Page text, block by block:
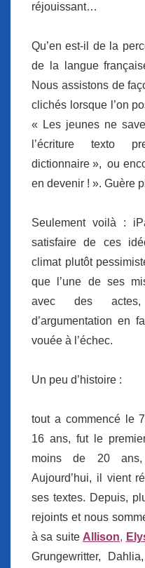
réjouissant…
Qu’en est-il de la
de la langue
Nous assistons de
clichés lorsque l’on
« Les jeunes ne
l’écriture texto
dictionnaire », ou
en devenir ! ». Guère
Seulement voilà :
satisfaire de ces
climat plutôt
que l’une de ses
avec des
d’argumentation en
vouée à l’échec.
Un peu d’histoire :
tout a commencé le
16 ans, fut le
moins de 20
Aujourd’hui, il vient
ses textes. Depuis,
rejoints et nous
à sa suite Allison,
Grungewritter,